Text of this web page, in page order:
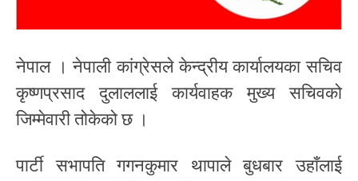
नेपाल । नेपाली कांग्रेसले केन्द्रीय कार्यालयका सचिव
कृष्णप्रसाद दुलाललाई कार्यवाहक मुख्य सचिवको
जिम्मेवारी तोकेको छ ।
पार्टी सभापति गगनकुमार थापाले बुधबार उहाँलाई